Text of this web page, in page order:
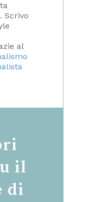
Scrivo
al
il
di